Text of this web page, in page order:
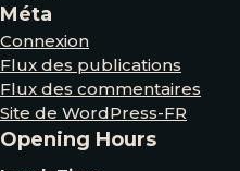
Méta
Connexion
Flux des publications
Flux des commentaires
Site de WordPress-FR
Opening Hours